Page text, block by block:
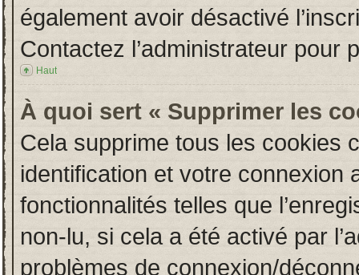
également avoir désactivé
Contactez l’administrateur pour
Haut
À quoi sert « Supprimer les
Cela supprime tous les cookies
identification et votre connexion
fonctionnalités telles que
non-lu, si cela a été activé par
problèmes de connexion/